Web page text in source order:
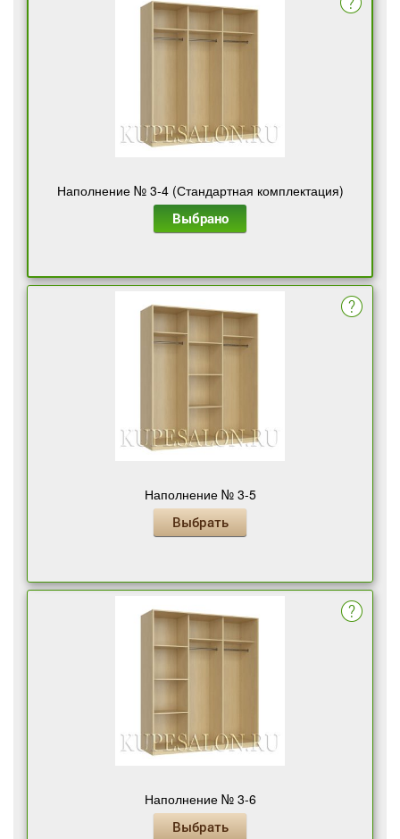
Наполнение № 3-4 (Стандартная комплектация)
Выбрано
Наполнение № 3-5
Выбрать
Наполнение № 3-6
Выбрать